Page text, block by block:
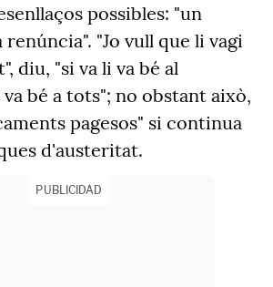
possibles: "un
"Jo vull que li vagi
diu, "si va li va bé al
bé a tots"; no obstant això,
pagesos" si continua
d'austeritat.
PUBLICIDAD